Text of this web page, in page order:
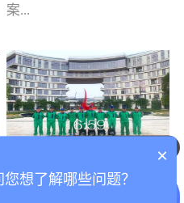
自动化生产设备和成熟的
选择源头源材料、严控产
品质量，我们每一批的生
产产品都经过严格的质检
程序；生产车间为优吸总
部和全国分支机构生产光
触媒、净醛王、祛味剂等
案...
例(学校工装节选)广州南沙
小学(珠江湾校区)项目地
址：广州市南沙区海滨路
禾...
甲醛项目圆满完成
工程案例名称：香港科技
×
想了解哪些问题？